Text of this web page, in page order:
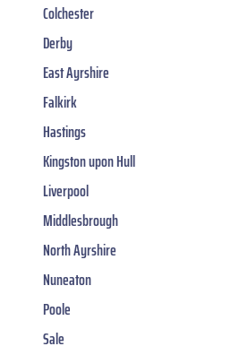
Colchester
Derby
East Ayrshire
Falkirk
Hastings
Kingston upon Hull
Liverpool
Middlesbrough
North Ayrshire
Nuneaton
Poole
Sale